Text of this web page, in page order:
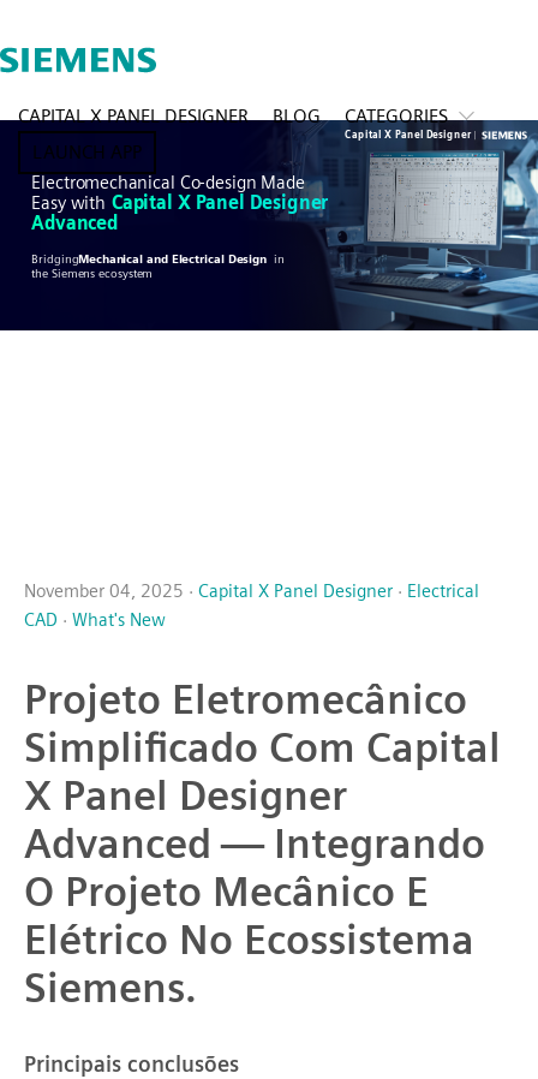
CAPITAL X PANEL DESIGNER BLOG
CATEGORIES
LAUNCH APP
November 04, 2025 · Capital X Panel Designer · Electrical
CAD · What's New
Projeto Eletromecânico
Simplificado Com Capital
X Panel Designer
Advanced — Integrando
O Projeto Mecânico E
Elétrico No Ecossistema
Siemens.
Principais conclusões